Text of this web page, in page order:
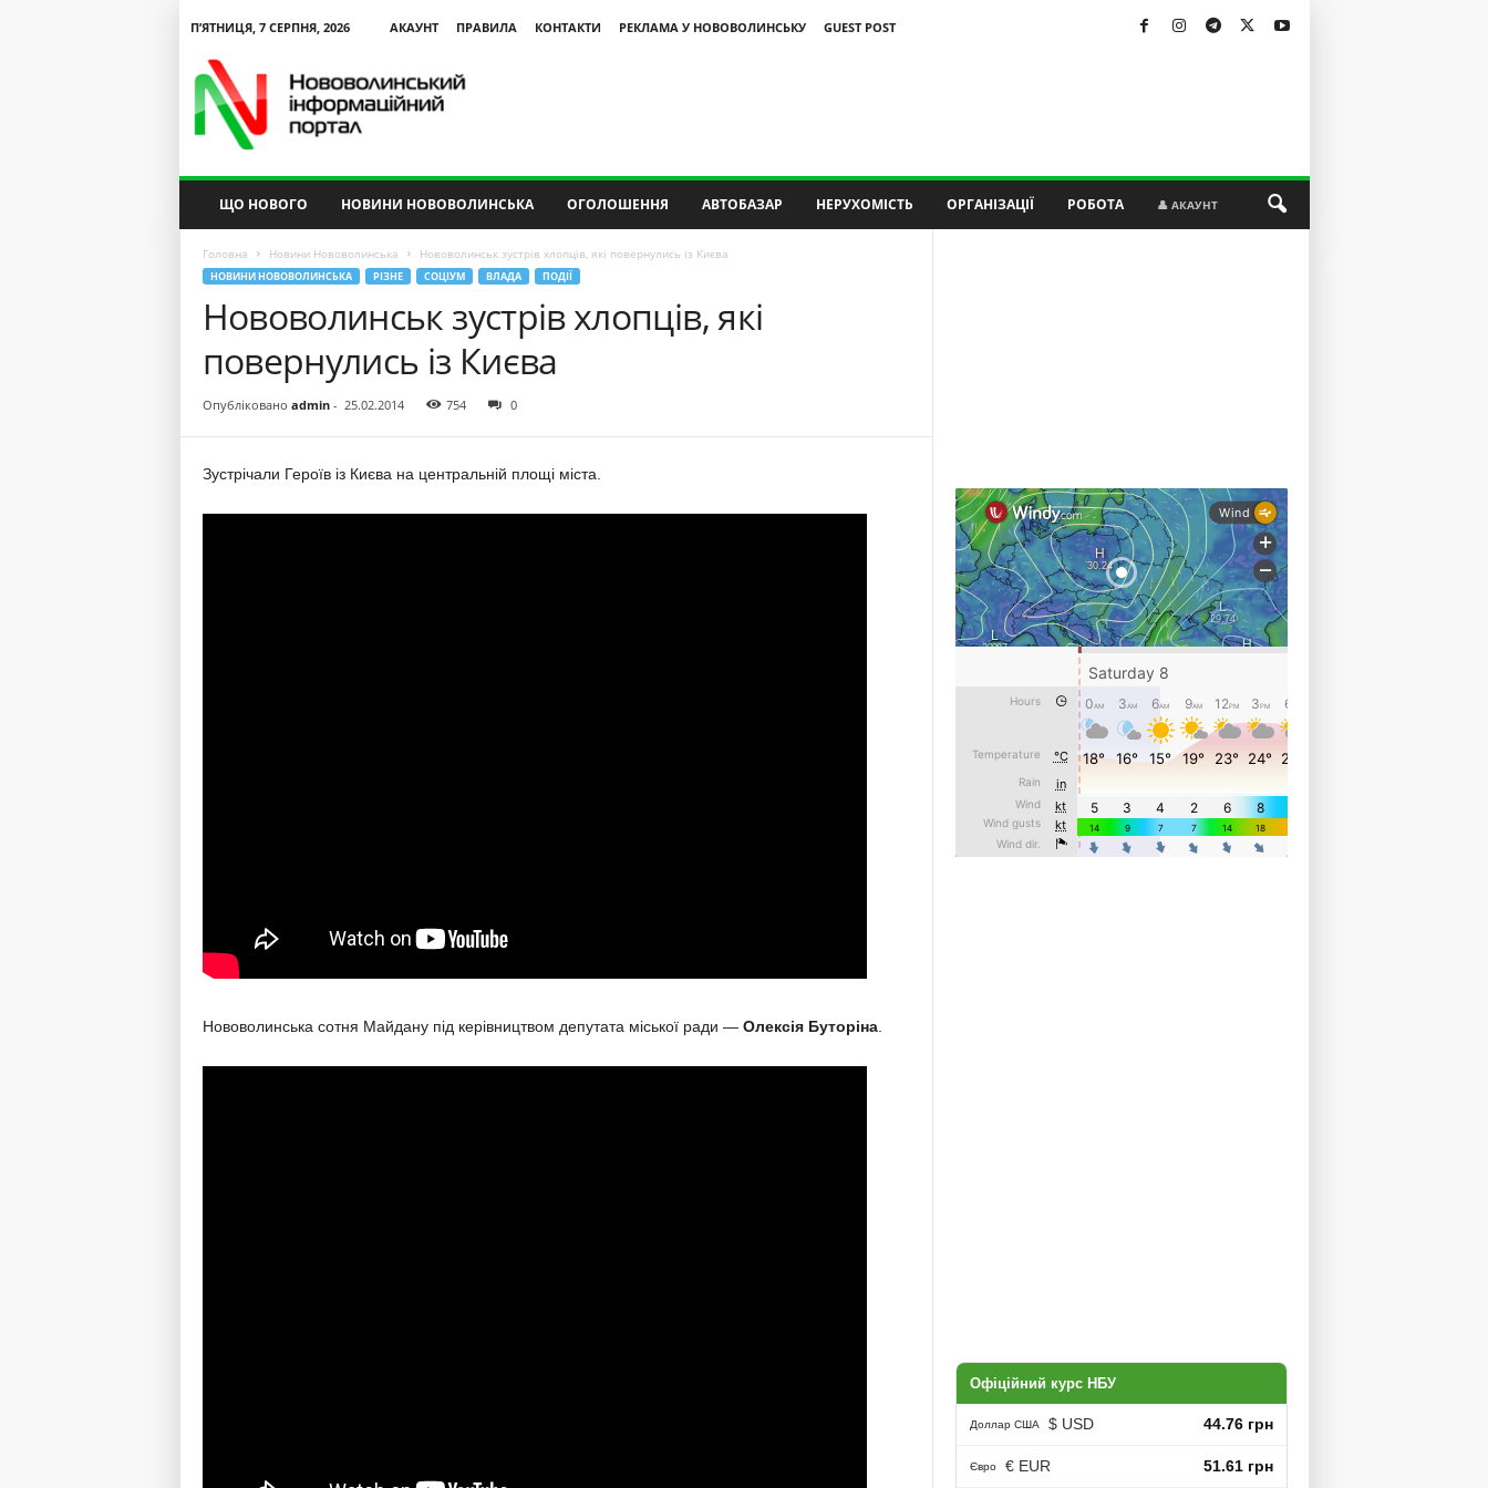
П’ЯТНИЦЯ, 7 СЕРПНЯ, 2026 АКАУНТ ПРАВИЛА КОНТАКТИ РЕКЛАМА У НОВОВОЛИНСЬКУ
GUEST POST
ЩО НОВОГО НОВИНИ НОВОВОЛИНСЬКА ОГОЛОШЕННЯ АВТОБАЗАР НЕРУХОМІСТЬ ОРГАНІЗАЦІЇ РОБОТА 👤 АКАУНТ
Головна Новини Нововолинська Нововолинськ зустрів хлопців, які повернулись із Києва
НОВИНИ НОВОВОЛИНСЬКА РІЗНЕ СОЦІУМ ВЛАДА ПОДІЇ
Нововолинськ зустрів хлопців, які
повернулись із Києва
Опубліковано admin- 25.02.2014 754 0
Зустрічали Героїв із Києва на центральній площі міста.
Нововолинська сотня Майдану під керівництвом депутата міської ради — Олексія Буторіна.
Офіційний курс НБУ
Доллар США $ USD 44.76 грн
Євро € EUR 51.61 грн